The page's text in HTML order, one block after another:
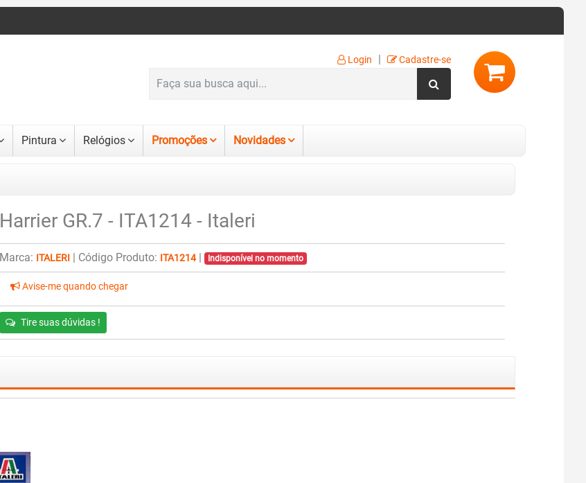
Login | Cadastre-se
Pintura Relógios Promoções Novidades
Harrier GR.7 - ITA1214 - Italeri
Marca: ITALERI Código Produto: ITA1214| Indisponível no momento
Avise-me quando chegar
Tire suas dúvidas !